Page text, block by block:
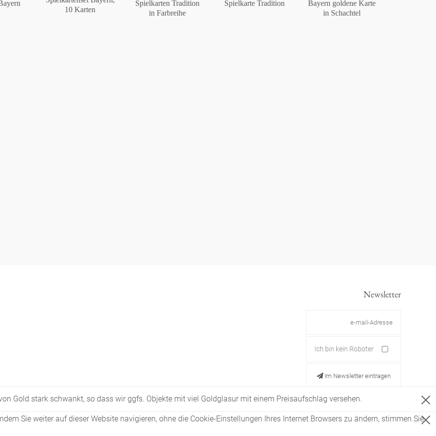
10 Karten
Spielkarten Tradition
in Farbreihe
Spielkarte Tradition
Bayern goldene Karte
in Schachtel
Newsletter
Ich bin kein Roboter
Im Newsletter eintragen
Sie weiter auf dieser Website navigieren, ohne die Cookie-Einstellungen Ihres Internet Browsers zu ändern, stimmen Sie
Gold stark schwankt, so dass wir ggfs. Objekte mit viel Goldglasur mit einem Preisaufschlag versehen.